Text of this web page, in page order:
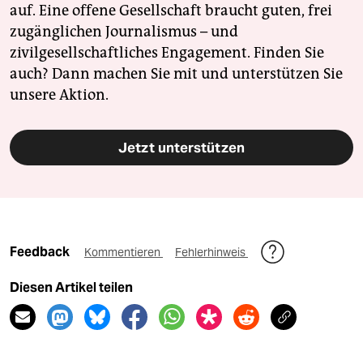
auf. Eine offene Gesellschaft braucht guten, frei
zugänglichen Journalismus – und
zivilgesellschaftliches Engagement. Finden Sie
auch? Dann machen Sie mit und unterstützen Sie
unsere Aktion.
Jetzt unterstützen
Feedback Kommentieren Fehlerhinweis
Diesen Artikel teilen